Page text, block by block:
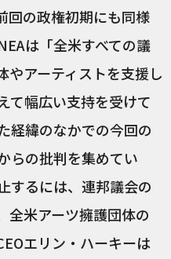
回の政権初期にも同様
は「全米すべての議
やアーティストを支援し
て幅広い支持を受けて
経緯のなかでの今回の
らの批判を集めてい
するには、連邦議会の
全米アーツ擁護団体の
エリン・ハーキーは